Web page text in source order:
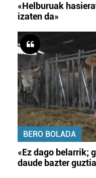
«Helburuak
izaten da»
BERO BOLADA
«Ez dago belarrik;
daude bazter